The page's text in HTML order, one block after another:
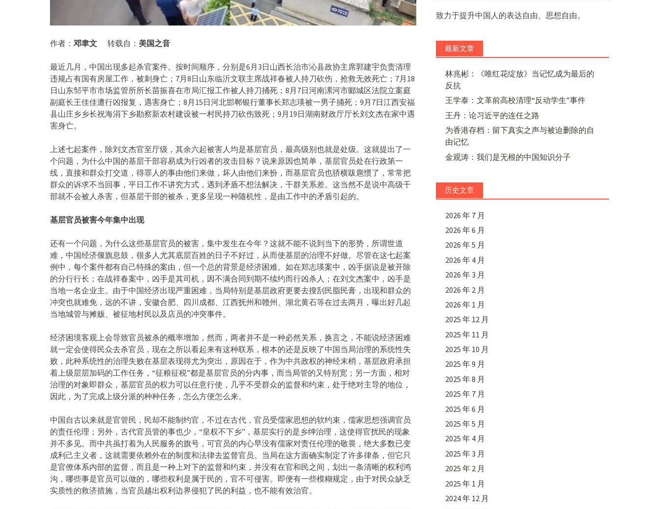
作者： 邓聿文 转载自： 美国之音
最近几月，中国出现多起杀官案件。按时间顺序，分别是6月3日山西长治市沁县政协主席郭建宇负责清理
违规占有国有房屋工作，被刺身亡；7月8日山东临沂文联主席战祥春被人持刀砍伤，抢救无效死亡；7月18
日山东邹平市市场监管所所长苗振喜在市局汇报工作被人持刀捅死；8月7日河南漯河市郾城区法院立案庭
副庭长王佳佳遭行凶报复，遇害身亡；8月15日河北邯郸银行董事长郑志瑛被一男子捅死；9月7日江西安福
县山庄乡乡长祝海涓下乡勘察新农村建设被一村民持刀砍伤致死；9月19日湖南财政厅厅长刘文杰在家中遇
害身亡。
上述七起案件，除刘文杰官至厅级，其余六起被害人均是基层官员，最高级别也就是处级。这就提出了一
个问题，为什么中国的基层干部容易成为行凶者的攻击目标？说来原因也简单，基层官员处在行政第一
线，直接和群众打交道，得罪人的事由他们来做，坏人由他们来扮，而基层官员也骄横跋扈惯了，常常把
群众的诉求不当回事，平日工作不讲究方式，遇到矛盾不想法解决，干群关系差。这当然不是说中高级干
部就不会被人杀害，但基层干部的被杀，更多呈现一种随机性，是由工作中的矛盾引起的。
基层官员被害今年集中出现
还有一个问题，为什么这些基层官员的被害，集中发生在今年？这就不能不说到当下的形势，所谓世道
难，中国经济偃旗息鼓，很多人尤其底层百姓的日子不好过，从而使基层的治理不好做。尽管在这七起案
例中，每个案件都有自己特殊的案由，但一个总的背景是经济困难。如在郑志瑛案中，凶手据说是被开除
的分行行长；在战祥春案中，凶手是其司机，因不满合同到期不续约而行凶杀人；在刘文杰案中，凶手是
当地一名企业主。由于中国经济出现严重困难，当局特别是基层政府更要去搜刮民脂民膏，出现和群众的
冲突也就难免，远的不讲，安徽合肥、四川成都、江西抚州和赣州、湖北黄石等在过去两月，曝出好几起
当地城管与摊贩、被征地村民以及店员的冲突事件。
经济困境客观上会导致官员被杀的概率增加，然而，两者并不是一种必然关系，换言之，不能说经济困难
就一定会使得民众去杀官员，现在之所以看起来有这种联系，根本的还是反映了中国当局治理的系统性失
败，此种系统性的治理失败在基层表现得尤为突出，原因在于，作为中共政权的神经末梢，基层政府承担
着上级层层加码的工作任务，“征粮征税”都是基层官员的分内事，而当局管的又特别宽；另一方面，相对
治理的对象即群众，基层官员的权力可以任意行使，几乎不受群众的监督和约束，处于绝对主导的地位，
因此，为了完成上级分派的种种任务，怎么方便怎么来。
中国自古以来就是官管民，民却不能制约官，不过在古代，官员受儒家思想的软约束，儒家思想强调官员
的责任伦理；另外，古代官员管的事也少，“皇权不下乡”，基层实行的是乡绅治理，这使得官扰民的现象
并不多见。而中共虽打着为人民服务的旗号，可官员的内心早没有儒家对责任伦理的敬畏，绝大多数已变
成利己主义者，这就需要依赖外在的制度和法律去监督官员。当局在这方面确实制定了许多律条，但它只
是官僚体系内部的监督，而且是一种上对下的监督和约束，并没有在官和民之间，划出一条清晰的权利鸿
沟，哪些事是官员可以做的，哪些权利是属于民的，官不可侵害。即便有一些模糊规定，由于对民众缺乏
实质性的救济措施，当官员越出权利边界侵犯了民的利益，也不能有效治官。
致力于提升中国人的表达自由、思想自由。
最新文章
林兆彬：《唯红花绽放》当记忆成为最后的
反抗
王学泰：文革前高校清理“反动学生”事件
王丹：论习近平的连任之路
为香港存档：留下真实之声与被迫删除的自
由记忆
金观涛：我们是无根的中国知识分子
历史文章
2026 年 7 月
2026 年 6 月
2026 年 5 月
2026 年 4 月
2026 年 3 月
2026 年 2 月
2026 年 1 月
2025 年 12 月
2025 年 11 月
2025 年 10 月
2025 年 9 月
2025 年 8 月
2025 年 7 月
2025 年 6 月
2025 年 5 月
2025 年 4 月
2025 年 3 月
2025 年 2 月
2025 年 1 月
2024 年 12 月